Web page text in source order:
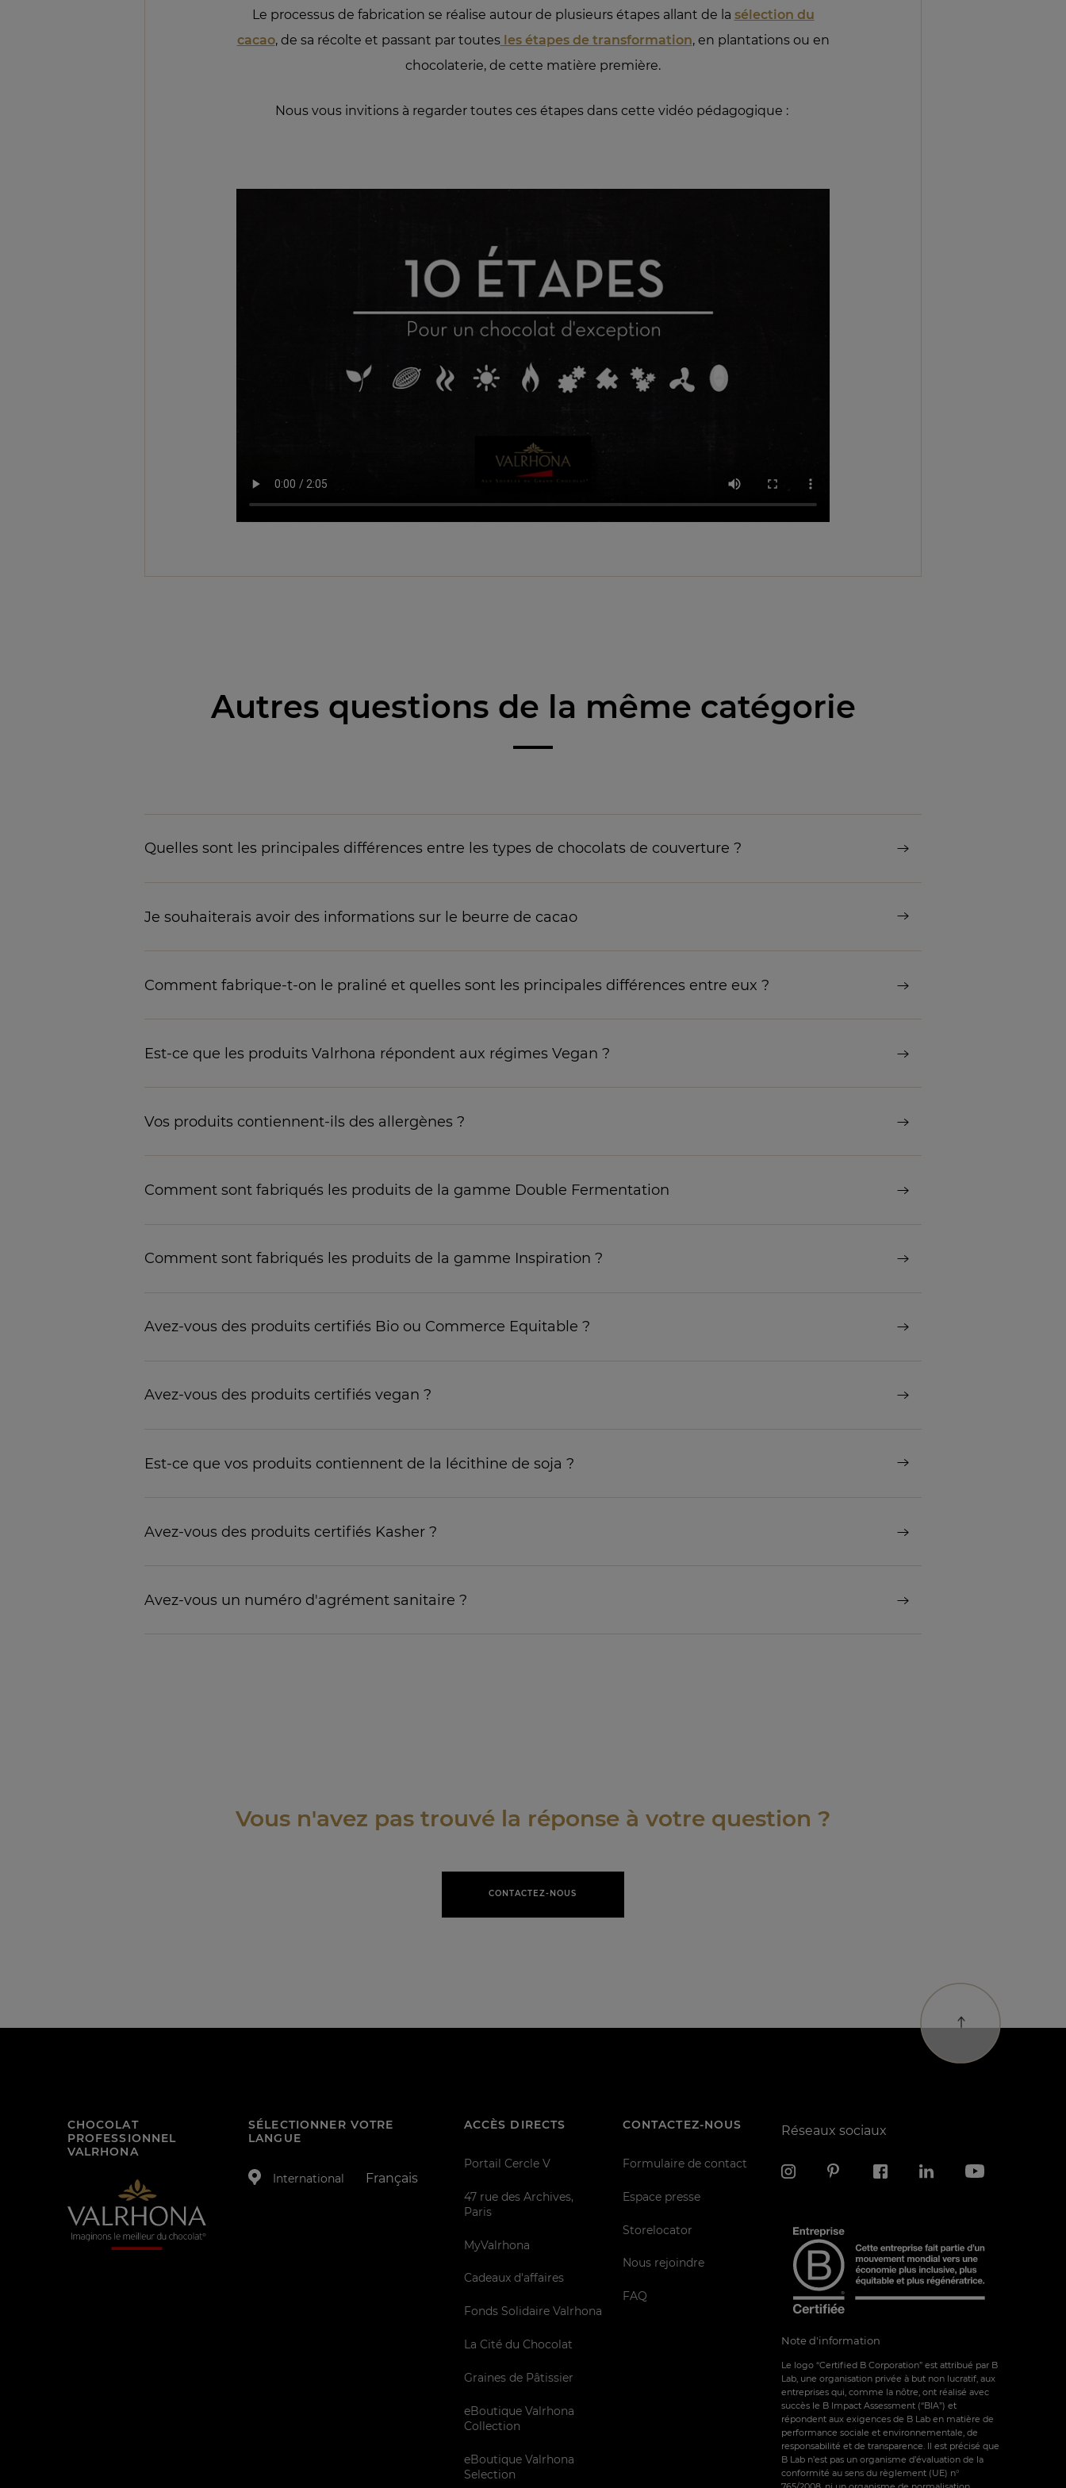
Le processus de fabrication se réalise autour de plusieurs étapes allant de la sélection du
cacao, de sa récolte et passant par toutesles étapes de transformation, en plantations ou en
chocolaterie, de cette matière première.
Nous vous invitions à regarder toutes ces étapes dans cette vidéo pédagogique :
Autres questions de la même catégorie
Quelles sont les principales différences entre les types de chocolats de couverture ?
Je souhaiterais avoir des informations sur le beurre de cacao
Comment fabrique-t-on le praliné et quelles sont les principales différences entre eux ?
Est-ce que les produits Valrhona répondent aux régimes Vegan ?
Vos produits contiennent-ils des allergènes ?
Comment sont fabriqués les produits de la gamme Double Fermentation
Comment sont fabriqués les produits de la gamme Inspiration ?
Avez-vous des produits certifiés Bio ou Commerce Equitable ?
Avez-vous des produits certifiés vegan ?
Est-ce que vos produits contiennent de la lécithine de soja ?
Avez-vous des produits certifiés Kasher ?
Avez-vous un numéro d'agrément sanitaire ?
Vous n'avez pas trouvé la réponse à votre question ?
CONTACTEZ-NOUS
CHOCOLAT
PROFESSIONNEL
VALRHONA
SÉLECTIONNER VOTRE
LANGUE
International Français
ACCÈS DIRECTS
Portail Cercle V
47 rue des Archives,
Paris
MyValrhona
Cadeaux d'affaires
Fonds Solidaire Valrhona
La Cité du Chocolat
Graines de Pâtissier
eBoutique Valrhona
Collection
eBoutique Valrhona
Selection
CONTACTEZ-NOUS
Formulaire de contact
Espace presse
Storelocator
Nous rejoindre
FAQ
Réseaux sociaux
Note d'information
Le logo “Certified B Corporation” est attribué par B
Lab, une organisation privée à but non lucratif, aux
entreprises qui, comme la nôtre, ont réalisé avec
succès le B Impact Assessment (“BIA”) et
répondent aux exigences de B Lab en matière de
performance sociale et environnementale, de
responsabilité et de transparence. Il est précisé que
B Lab n’est pas un organisme d’évaluation de la
conformité au sens du règlement (UE) n°